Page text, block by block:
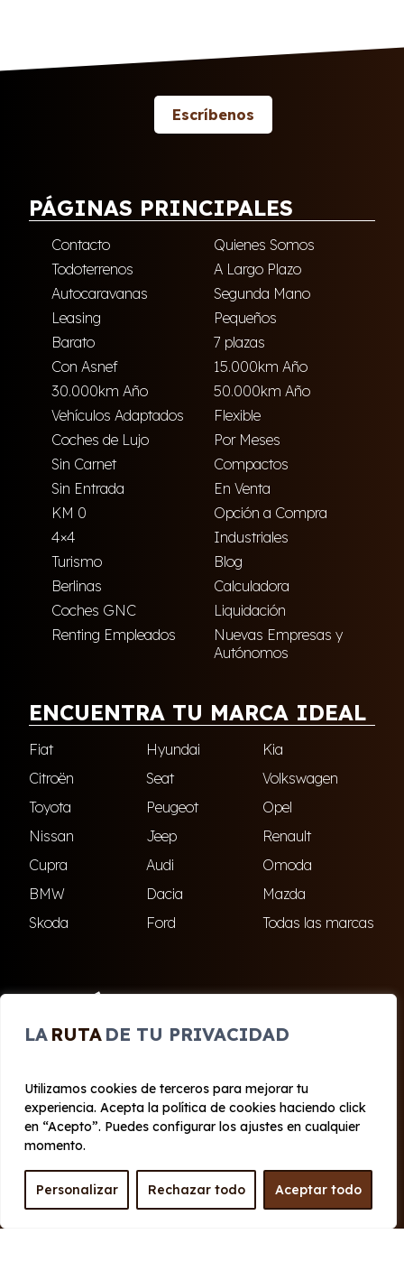
LA RUTA DE TU PRIVACIDAD
Utilizamos cookies de terceros para mejorar tu
experiencia. Acepta la política de cookies haciendo click
en “Acepto”. Puedes configurar los ajustes en cualquier
momento.
Personalizar Rechazar todo Aceptar todo
Escríbenos
PÁGINAS PRINCIPALES
Contacto
Quienes Somos
Todoterrenos
A Largo Plazo
Autocaravanas
Segunda Mano
Leasing
Pequeños
Barato
7 plazas
Con Asnef
15.000km Año
30.000km Año
50.000km Año
Vehículos Adaptados
Flexible
Coches de Lujo
Por Meses
Sin Carnet
Compactos
Sin Entrada
En Venta
KM 0
Opción a Compra
4×4
Industriales
Turismo
Blog
Berlinas
Calculadora
Coches GNC
Liquidación
Renting Empleados
Nuevas Empresas y
Autónomos
ENCUENTRA TU MARCA IDEAL
Fiat Hyundai
Kia
Citroën
Seat
Volkswagen
Toyota
Peugeot
Opel
Nissan
Jeep
Renault
Cupra
Audi
Omoda
BMW
Dacia
Mazda
Skoda
Ford Todas las marcas
El Ejido Roquetas de Mar
© 2020 - 2026 Cabo Renting
Aviso legal y Privacidad